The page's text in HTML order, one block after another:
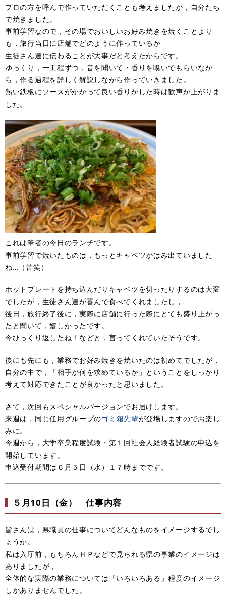
プロの方を呼んで作っていただくことも考えましたが，自分たち
で焼きました。
事前学習なので，その場でおいしいお好み焼きを焼くことより
も，旅行当日に店舗でどのように作っているか
生徒さん達に伝わることが大事だと考えたからです。
ゆっくり，一工程ずつ，音を聞いて・香りを嗅いでもらいなが
ら，作る過程を詳しく解説しながら作っていきました。
熱い鉄板にソースがかかって良い香りがした時は歓声が上がりま
した。
これは筆者の今日のランチです。
事前学習で焼いたものは，もっとキャベツがはみ出ていました
ね…（苦笑）
ホットプレートを持ち込んだりキャベツを切ったりするのは大変
でしたが，生徒さん達が喜んで食べてくれましたし，
後日，旅行終了後に，実際に店舗に行った際にとても盛り上がっ
たと聞いて，嬉しかったです。
今ひっくり返したね！などと，言ってくれていたそうです。
後にも先にも，業務でお好み焼きを焼いたのは初めてでしたが，
自分の中で，「相手が何を求めているか」ということをしっかり
考えて対応できたことが良かったと思いました。
さて，次回もスペシャルバージョンでお届けします。
来週は，同じ任用グループのゴミ箱先輩が登場しますのでお楽し
みに。
今週から，大学卒業程度試験・第１回社会人経験者試験の申込を
開始しています。
申込受付期間は６月５日（水）１７時までです。
５月10日（金） 仕事内容
皆さんは，県職員の仕事についてどんなものをイメージするでし
ょうか。
私は入庁前，もちろんＨＰなどで見られる県の事業のイメージは
ありましたが，
全体的な実際の業務については「いろいろある」程度のイメージ
しかありませんでした。